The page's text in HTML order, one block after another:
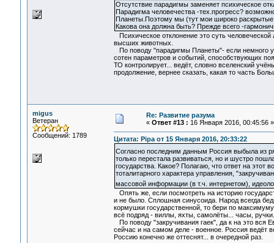
Отсутствие парадигмы заменяет психическое
Парадигма человечества -тех.прогресс?
Планеты.Поэтому мы (тут мои широко
Какова она должна быть? Прежде всего -
Психическое отклонение это суть
высших животных.
По поводу "парадигмы Планеты"- если немного
сотен параметров и событий, способствующих
ТО контролирует... ведёт, словно вселенский
продолжение, вернее сказать, какая то часть
migus
Ветеран
Сообщений: 1789
Re: Развитие разума
« Ответ #13 : 16 Января 2016, 00:45:56 »
Цитата: Pipa от 15 Января 2016, 20:33:22
Согласно последним данным Россия выбыла из
только перестала развиваться, но и шустро
государства. Какое? Полагаю, что ответ на этот
тоталитарного характера управления,
массовой информации (в т.ч. интернетом),
Опять же, если посмотреть на историю
и не было. Сплошная синусоида. Народ всегда
кормушки государственной, то бери по
всё подряд - виллы, яхты, самолёты... часы,
По поводу "закручивания гаек", да к на это вся
сейчас и на самом деле - военное. Россия ведёт
Россию конечно же оттеснят... в очередной раз.